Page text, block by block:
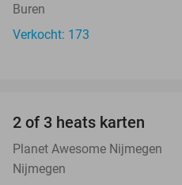
Buren
Verkocht: 173
2 of 3 heats karten
Planet Awesome Nijmegen
Nijmegen